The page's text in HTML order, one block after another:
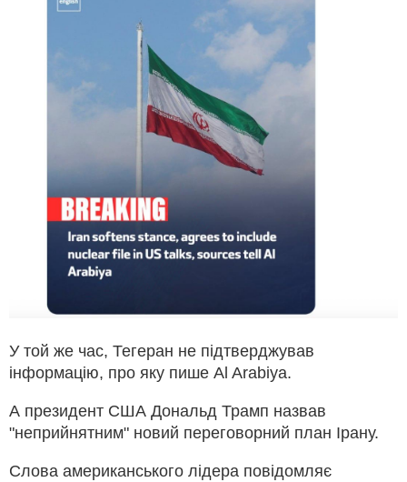
У той же час, Тегеран не підтверджував
інформацію, про яку пише Al Arabiya.
А президент США Дональд Трамп назвав
"неприйнятним" новий переговорний план Ірану.
Слова американського лідера повідомляє